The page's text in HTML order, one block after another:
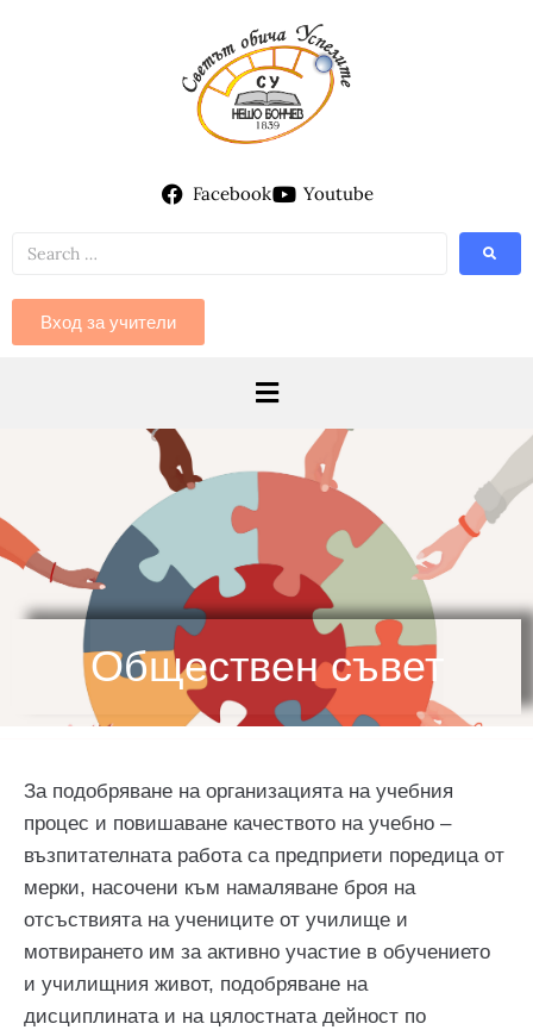
Facebook Youtube
Вход за учители
Обществен съвет
За подобряване на организацията на учебния
процес и повишаване качеството на учебно –
възпитателната работа са предприети поредица от
мерки, насочени към намаляване броя на
отсъствията на учениците от училище и
мотвирането им за активно участие в обучението
и училищния живот, подобряване на
дисциплината и на цялостната дейност по